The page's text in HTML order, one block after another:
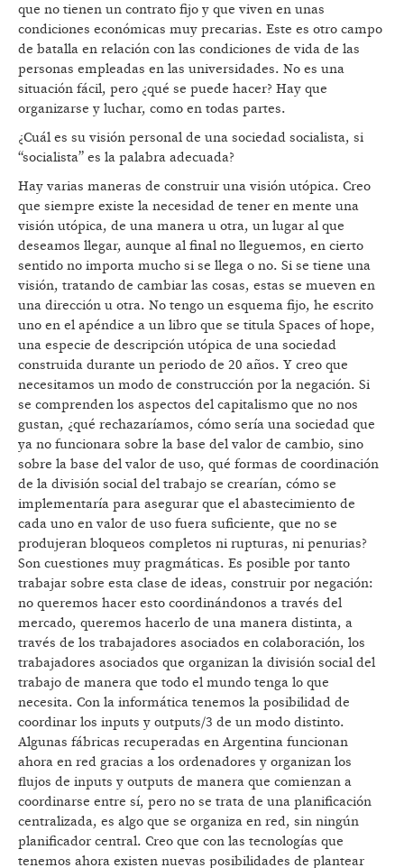
que no tienen un contrato fijo y que viven en unas
condiciones económicas muy precarias. Este es otro campo
de batalla en relación con las condiciones de vida de las
personas empleadas en las universidades. No es una
situación fácil, pero ¿qué se puede hacer? Hay que
organizarse y luchar, como en todas partes.
¿Cuál es su visión personal de una sociedad socialista, si
“socialista” es la palabra adecuada?
Hay varias maneras de construir una visión utópica. Creo
que siempre existe la necesidad de tener en mente una
visión utópica, de una manera u otra, un lugar al que
deseamos llegar, aunque al final no lleguemos, en cierto
sentido no importa mucho si se llega o no. Si se tiene una
visión, tratando de cambiar las cosas, estas se mueven en
una dirección u otra. No tengo un esquema fijo, he escrito
uno en el apéndice a un libro que se titula Spaces of hope,
una especie de descripción utópica de una sociedad
construida durante un periodo de 20 años. Y creo que
necesitamos un modo de construcción por la negación. Si
se comprenden los aspectos del capitalismo que no nos
gustan, ¿qué rechazaríamos, cómo sería una sociedad que
ya no funcionara sobre la base del valor de cambio, sino
sobre la base del valor de uso, qué formas de coordinación
de la división social del trabajo se crearían, cómo se
implementaría para asegurar que el abastecimiento de
cada uno en valor de uso fuera suficiente, que no se
produjeran bloqueos completos ni rupturas, ni penurias?
Son cuestiones muy pragmáticas. Es posible por tanto
trabajar sobre esta clase de ideas, construir por negación:
no queremos hacer esto coordinándonos a través del
mercado, queremos hacerlo de una manera distinta, a
través de los trabajadores asociados en colaboración, los
trabajadores asociados que organizan la división social del
trabajo de manera que todo el mundo tenga lo que
necesita. Con la informática tenemos la posibilidad de
coordinar los inputs y outputs/3 de un modo distinto.
Algunas fábricas recuperadas en Argentina funcionan
ahora en red gracias a los ordenadores y organizan los
flujos de inputs y outputs de manera que comienzan a
coordinarse entre sí, pero no se trata de una planificación
centralizada, es algo que se organiza en red, sin ningún
planificador central. Creo que con las tecnologías que
tenemos ahora existen nuevas posibilidades de plantear